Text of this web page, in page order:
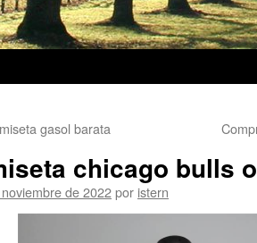
gasol barata
chicago bulls
de 2022por istern